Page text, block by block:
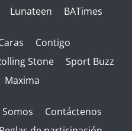
Lunateen BATimes
Contigo
Stone
Sport Buzz
Maxima
Contáctenos